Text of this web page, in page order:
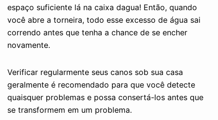
espaço suficiente lá na caixa dagua! Então, quando
você abre a torneira, todo esse excesso de água sai
correndo antes que tenha a chance de se encher
novamente.
Verificar regularmente seus canos sob sua casa
geralmente é recomendado para que você detecte
quaisquer problemas e possa consertá-los antes que
se transformem em um problema.